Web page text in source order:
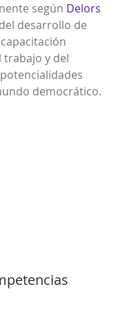
según Delors
desarrollo de
y del
democrático.